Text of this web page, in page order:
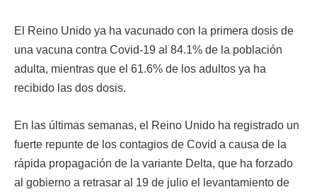
El Reino Unido ya ha vacunado con la primera dosis de
una vacuna contra Covid-19 al 84.1% de la población
adulta, mientras que el 61.6% de los adultos ya ha
recibido las dos dosis.
En las últimas semanas, el Reino Unido ha registrado un
fuerte repunte de los contagios de Covid a causa de la
rápida propagación de la variante Delta, que ha forzado
al gobierno a retrasar al 19 de julio el levantamiento de